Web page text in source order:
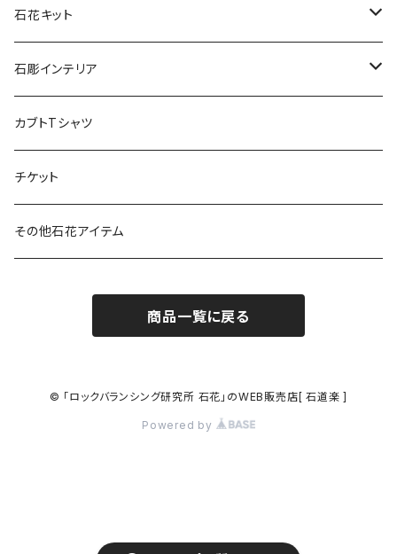
石花キット
宅積み用石花台
プレミアムキット
入門キット
石彫インテリア
石彫工芸品（岡崎）
カブトTシャツ
チケット
その他石花アイテム
商品一覧に戻る
© 「ロックバランシング研究所 石花」のWEB販売店[ 石道楽 ]
Powered by